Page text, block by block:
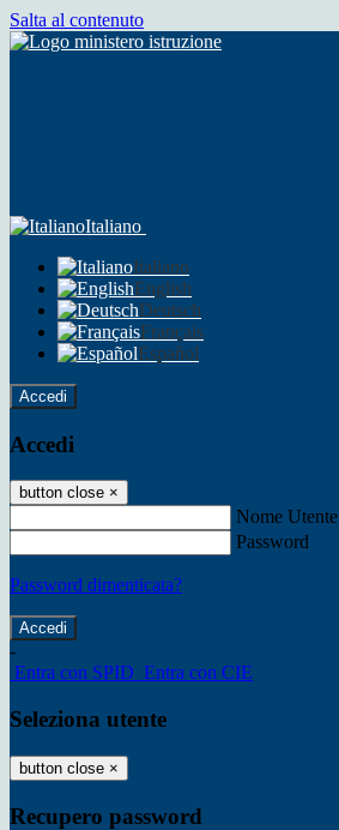
Salta al contenuto
Italiano
Italiano
English
Deutsch
Français
Español
Accedi
Accedi
button close ×
Nome Utente
Password
Password dimenticata?
-
Entra con SPID Entra con CIE
Seleziona utente
button close ×
Recupero password